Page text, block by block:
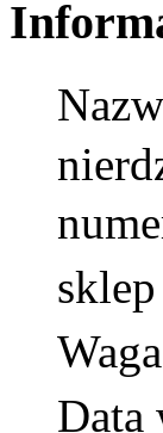
sklep
Data